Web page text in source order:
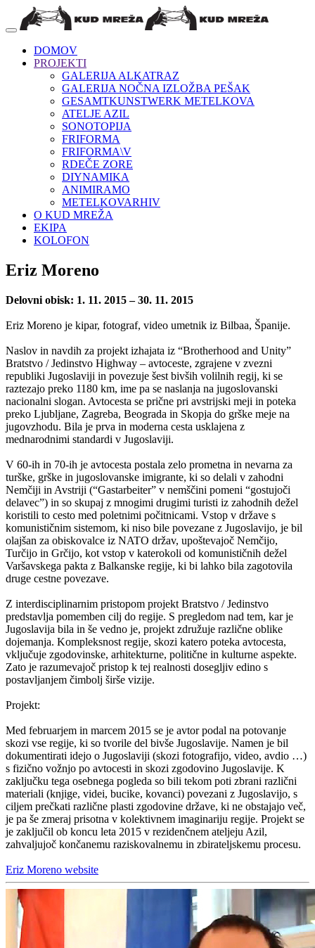
DOMOV
PROJEKTI
GALERIJA ALKATRAZ
GALERIJA NOČNA IZLOŽBA PEŠAK
GESAMTKUNSTWERK METELKOVA
ATELJE AZIL
SONOTOPIJA
FRIFORMA
FRIFORMA\V
RDEČE ZORE
DIYNAMIKA
ANIMIRAMO
METELKOVARHIV
O KUD MREŽA
EKIPA
KOLOFON
Eriz Moreno
Delovni obisk: 1. 11. 2015 – 30. 11. 2015
Eriz Moreno je kipar, fotograf, video umetnik iz Bilbaa, Španije.
Naslov in navdih za projekt izhajata iz “Brotherhood and Unity”
Bratstvo / Jedinstvo Highway – avtoceste, zgrajene v zvezni
republiki Jugoslaviji in povezuje šest bivših volilnih regij, ki se
raztezajo preko 1180 km, ime pa se naslanja na jugoslovanski
nacionalni slogan. Avtocesta se prične pri avstrijski meji in poteka
preko Ljubljane, Zagreba, Beograda in Skopja do grške meje na
jugovzhodu. Bila je prva in moderna cesta usklajena z
mednarodnimi standardi v Jugoslaviji.
V 60-ih in 70-ih je avtocesta postala zelo prometna in nevarna za
turške, grške in jugoslovanske imigrante, ki so delali v zahodni
Nemčiji in Avstriji (“Gastarbeiter” v nemščini pomeni “gostujoči
delavec”) in so skupaj z mnogimi drugimi turisti iz zahodnih dežel
koristili to cesto med poletnimi počitnicami. Vstop v države s
komunističnim sistemom, ki niso bile povezane z Jugoslavijo, je bil
olajšan za obiskovalce iz NATO držav, upoštevajoč Nemčijo,
Turčijo in Grčijo, kot vstop v katerokoli od komunističnih dežel
Varšavskega pakta z Balkanske regije, ki bi lahko bila zagotovila
druge cestne povezave.
Z interdisciplinarnim pristopom projekt Bratstvo / Jedinstvo
predstavlja pomemben cilj do regije. S pregledom nad tem, kar je
Jugoslavija bila in še vedno je, projekt združuje različne oblike
dojemanja. Kompleksnost regije, skozi katero poteka avtocesta,
vključuje zgodovinske, arhitekturne, politične in kulturne aspekte.
Zato je razumevajoč pristop k tej realnosti dosegljiv edino s
postavljanjem čimbolj širše vizije.
Projekt:
Med februarjem in marcem 2015 se je avtor podal na potovanje
skozi vse regije, ki so tvorile del bivše Jugoslavije. Namen je bil
dokumentirati idejo o Jugoslaviji (skozi fotografijo, video, avdio …)
s fizično vožnjo po avtocesti in skozi zgodovino Jugoslavije. K
zaključku tega osebnega pogleda so bili tekom poti zbrani različni
materiali (knjige, videi, bucike, kovanci) povezani z Jugoslavijo, s
ciljem prečkati različne plasti zgodovine države, ki ne obstajajo več,
je pa še zmeraj prisotna v kolektivnem imaginariju regije. Projekt se
je zaključil ob koncu leta 2015 v rezidenčnem ateljeju Azil,
zahvaljujoč končanemu raziskovalnemu in zbirateljskemu procesu.
Eriz Moreno website